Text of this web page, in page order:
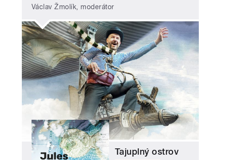
Václav Žmolík, moderátor
Tajuplný ostrov